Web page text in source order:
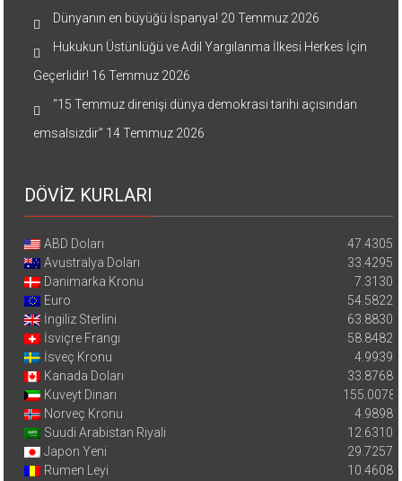
Dünyanın en büyüğü İspanya! 20 Temmuz 2026
Hukukun Üstünlüğü ve Adil Yargılanma İlkesi Herkes İçin
Geçerlidir! 16 Temmuz 2026
“15 Temmuz direnişi dünya demokrasi tarihi açısından
emsalsizdir” 14 Temmuz 2026
DÖVİZ KURLARI
ABD Doları
47.4305
Avustralya Doları
33.4295
Danimarka Kronu
7.3130
Euro
54.5822
İngiliz Sterlini
63.8830
İsviçre Frangı
58.8482
İsveç Kronu
4.9939
Kanada Doları
33.8768
Kuveyt Dinarı
155.0078
Norveç Kronu
4.9898
Suudi Arabistan Riyali
12.6310
Japon Yeni
29.7257
Rumen Leyi
10.4608